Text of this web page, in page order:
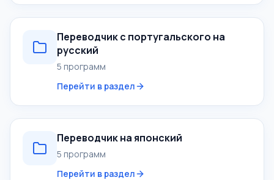
Переводчик с португальского на
русский
5 программ
Перейти в раздел
Переводчик на японский
5 программ
Перейти в раздел